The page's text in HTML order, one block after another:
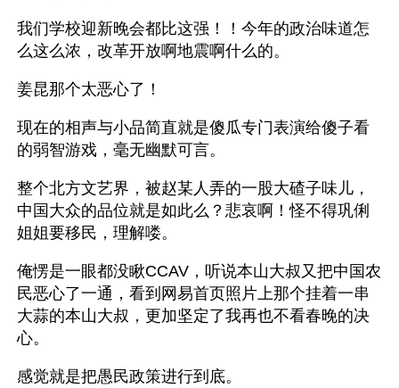
我们学校迎新晚会都比这强！！今年的政治味道怎
么这么浓，改革开放啊地震啊什么的。
姜昆那个太恶心了！
现在的相声与小品简直就是傻瓜专门表演给傻子看
的弱智游戏，毫无幽默可言。
整个北方文艺界，被赵某人弄的一股大碴子味儿，
中国大众的品位就是如此么？悲哀啊！怪不得巩俐
姐姐要移民，理解喽。
俺愣是一眼都没瞅CCAV，听说本山大叔又把中国农
民恶心了一通，看到网易首页照片上那个挂着一串
大蒜的本山大叔，更加坚定了我再也不看春晚的决
心。
感觉就是把愚民政策进行到底。